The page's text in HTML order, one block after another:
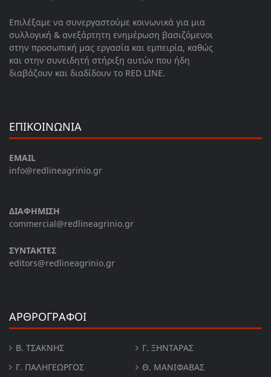
Επιλέξαμε να συνεργαστούμε κοινωνικά για μια
συλλογική & ανεξάρτητη ενημέρωση βασιζόμενοι
στην προσωπική μας εργασία και εμπειρία, καθώς
και στην συνειδητή στήριξη αυτών που ήδη
διαβάζουν και διαδίδουν το RED LINE.
ΕΠΙΚΟΙΝΩΝΙΑ
EMAIL
info@redlineagrinio.gr
ΔΙΑΦΗΜΙΣΗ
commercial@redlineagrinio.gr
ΣΥΝΤΑΚΤΕΣ
editors@redlineagrinio.gr
ΑΡΘΡΟΓΡΑΦΟΙ
Β. ΤΣΆΚΝΗΣ
Γ. ΞΗΝΤΆΡΑΣ
Γ. ΠΑΛΗΓΕΏΡΓΟΣ
Θ. ΜΑΝΙΦΑΒΑΣ